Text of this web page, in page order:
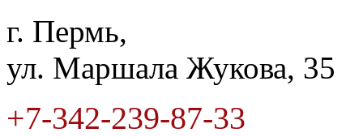
г. Пермь,
ул. Маршала Жукова, 35
+7-342-239-87-33